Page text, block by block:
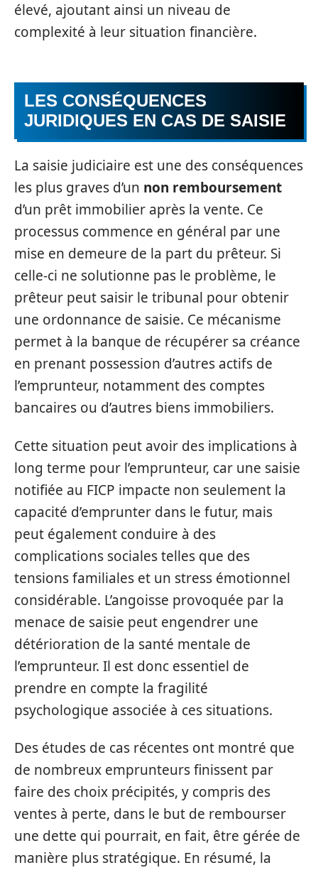
élevé, ajoutant ainsi un niveau de
complexité à leur situation financière.
LES CONSÉQUENCES
JURIDIQUES EN CAS DE SAISIE
La saisie judiciaire est une des conséquences
les plus graves d’un non remboursement
d’un prêt immobilier après la vente. Ce
processus commence en général par une
mise en demeure de la part du prêteur. Si
celle-ci ne solutionne pas le problème, le
prêteur peut saisir le tribunal pour obtenir
une ordonnance de saisie. Ce mécanisme
permet à la banque de récupérer sa créance
en prenant possession d’autres actifs de
l’emprunteur, notamment des comptes
bancaires ou d’autres biens immobiliers.
Cette situation peut avoir des implications à
long terme pour l’emprunteur, car une saisie
notifiée au FICP impacte non seulement la
capacité d’emprunter dans le futur, mais
peut également conduire à des
complications sociales telles que des
tensions familiales et un stress émotionnel
considérable. L’angoisse provoquée par la
menace de saisie peut engendrer une
détérioration de la santé mentale de
l’emprunteur. Il est donc essentiel de
prendre en compte la fragilité
psychologique associée à ces situations.
Des études de cas récentes ont montré que
de nombreux emprunteurs finissent par
faire des choix précipités, y compris des
ventes à perte, dans le but de rembourser
une dette qui pourrait, en fait, être gérée de
manière plus stratégique. En résumé, la